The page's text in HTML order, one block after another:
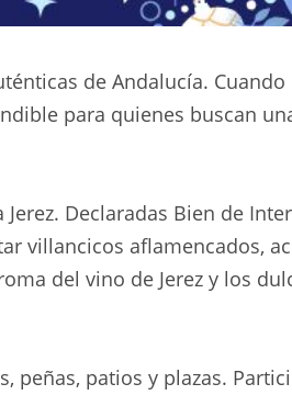
de Andalucía.
para quienes buscan
Declaradas Bien de
villancicos aflamencados,
del vino de Jerez y los
peñas, patios y plazas.